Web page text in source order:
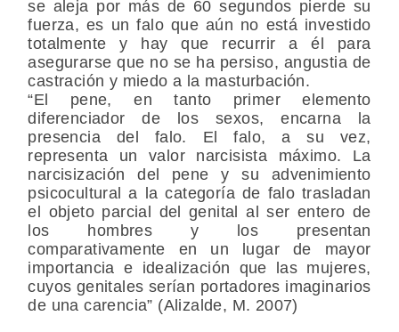
se aleja por más de 60 segundos pierde su
fuerza, es un falo que aún no está investido
totalmente y hay que recurrir a él para
asegurarse que no se ha persiso, angustia de
castración y miedo a la masturbación.
“El pene, en tanto primer elemento
diferenciador de los sexos, encarna la
presencia del falo. El falo, a su vez,
representa un valor narcisista máximo. La
narcisización del pene y su advenimiento
psicocultural a la categoría de falo trasladan
el objeto parcial del genital al ser entero de
los hombres y los presentan
comparativamente en un lugar de mayor
importancia e idealización que las mujeres,
cuyos genitales serían portadores imaginarios
de una carencia” (Alizalde, M. 2007)